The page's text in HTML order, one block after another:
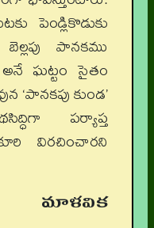
పెండ్లికొడుకు
పానకము
అనే ఘట్టం సైతం
‘పానకపు కుండ’
పర్యాప్త
విరచించారని
మాళవిక